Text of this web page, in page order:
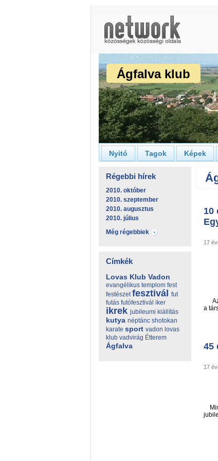
Ágfalva klub
Nyitó Tagok Képek
Régebbi hírek
2010. október
2010. szeptember
2010. augusztus
2010. július
Még régebbiek
Címkék
Lovas Klub Vadon
evangélikus templom fest
festészet fesztivál
fut
futás futófesztivál iker
ikrek jubileumi kiállítás
kutya néptánc shotokan
karate sport vadon lovas
klub vadvirág Étterem
Ágfalva
10
17
Az
a
45
17